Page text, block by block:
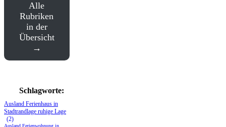
Alle
Rubriken
in der
Übersicht
Schlagworte:
Ausland Ferienhaus in
Stadtrandlage ruhige Lage
(2)
Ausland Ferienwohnung in